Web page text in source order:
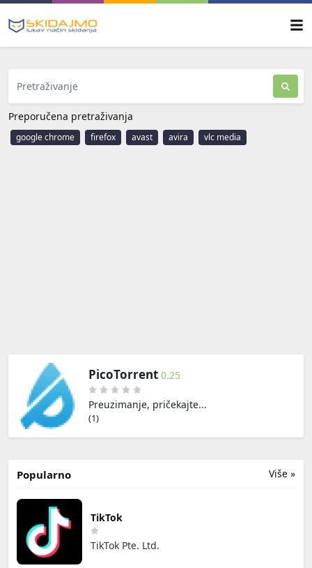
Preporučena pretraživanja
google chrome firefox avast avira vlc media
PicoTorrent 0.25
Preuzimanje, pričekajte...
(0)
Više »
Popularno
TikTok
TikTok Pte. Ltd.